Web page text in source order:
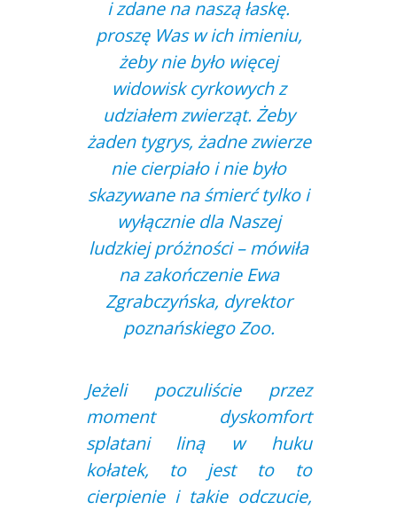
i zdane na naszą łaskę.
proszę Was w ich imieniu,
żeby nie było więcej
widowisk cyrkowych z
udziałem zwierząt. Żeby
żaden tygrys, żadne zwierze
nie cierpiało i nie było
skazywane na śmierć tylko i
wyłącznie dla Naszej
ludzkiej próżności – mówiła
na zakończenie Ewa
Zgrabczyńska, dyrektor
poznańskiego Zoo.
Jeżeli poczuliście przez
moment dyskomfort
splatani liną w huku
kołatek, to jest to to
cierpienie i takie odczucie,